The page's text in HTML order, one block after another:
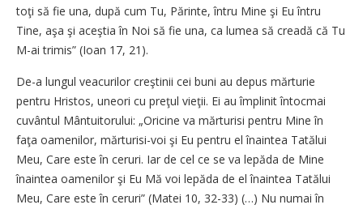
toţi să fie una, după cum Tu, Părinte, întru Mine şi Eu întru
Tine, aşa şi aceştia în Noi să fie una, ca lumea să creadă că Tu
M-ai trimis” (Ioan 17, 21).
De-a lungul veacurilor creştinii cei buni au depus mărturie
pentru Hristos, uneori cu preţul vieţii. Ei au împlinit întocmai
cuvântul Mântuitorului: „Oricine va mărturisi pentru Mine în
faţa oamenilor, mărturisi-voi şi Eu pentru el înaintea Tatălui
Meu, Care este în ceruri. Iar de cel ce se va lepăda de Mine
înaintea oamenilor şi Eu Mă voi lepăda de el înaintea Tatălui
Meu, Care este în ceruri” (Matei 10, 32-33) (…) Nu numai în